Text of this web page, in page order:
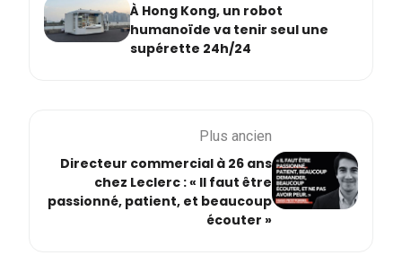
À Hong Kong, un robot
humanoïde va tenir seul une
supérette 24h/24
Plus ancien
Directeur commercial à 26 ans
chez Leclerc : « Il faut être
passionné, patient, et beaucoup
écouter »